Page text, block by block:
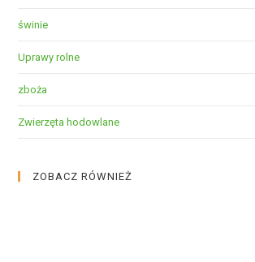
świnie
Uprawy rolne
zboża
Zwierzęta hodowlane
ZOBACZ RÓWNIEŻ